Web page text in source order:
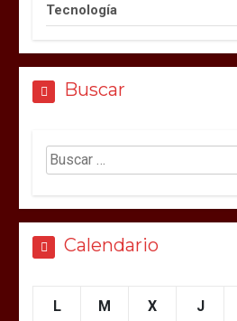
Tecnología
Buscar
Calendario
L M X J